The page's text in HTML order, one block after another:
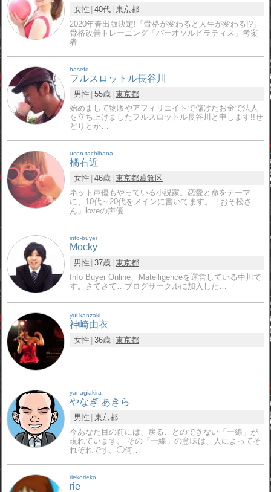
女性 40代 東京都
2020年春出版決定!「骨格が変わると人生が変わる!?」
骨格改善トレーニング「バーオソルピラティス」考案
者
hasefd
フルスロットル長谷川
男性 55歳 東京都
始めまして物販やアフィリエイトで儲けたお金で法人
を立ち上げましたフルスロットル長谷川と申します!!せ
どりとか…
ucon.tachibana
橘右近
女性 46歳 東京都葛飾区
ネット声優もやっている小説家。恋愛と命をテーマ
に、10代～20代をメインに書いてます。「おそ松さ
ん」loveの声優…
info-buyer
Mocky
男性 37歳 東京都
Info Buyer Online、Matelligenceを運営している中川で
す。さてさて…ブログサークルに加入した…
yui.kanzaki
神崎由衣
女性 36歳 東京都
yanagiakira
やなぎ あきら
男性 東京都
今あなた目の前には、戻ることのできない「一線」が
現れています。 その「一線」の意味は、人によってそ
れぞれです。◯何…
riekorieko
rie